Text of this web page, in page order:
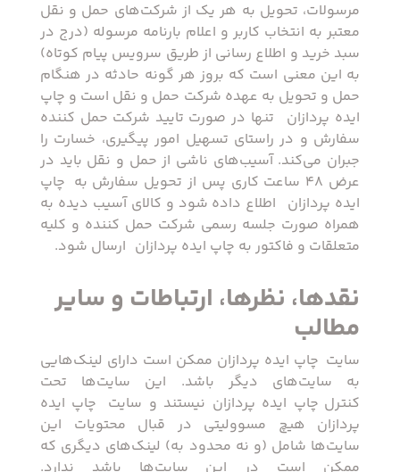
مرسولات، تحویل به هر یک از شرکت‌‏های حمل و نقل
معتبر به انتخاب کاربر و اعلام بارنامه مرسوله (درج در
سبد خرید و اطلاع رسانی از طریق سرویس پیام کوتاه)
به این معنی است که بروز هر گونه حادثه در هنگام
حمل و تحویل به عهده شرکت حمل و نقل است و چاپ
ایده پردازان ‏ تنها در صورت تایید شرکت حمل کننده
سفارش و در راستای تسهیل امور پیگیری، خسارت را
جبران می‌‏کند. آسیب‏‌های ناشی از حمل و نقل باید در
عرض 48 ساعت کاری پس از تحویل سفارش به ‏ چاپ
ایده پردازان ‏ اطلاع داده شود و کالای آسیب دیده به
همراه صورت جلسه رسمی شرکت حمل کننده و کلیه
متعلقات و فاکتور به چاپ ایده پردازان ‏ ارسال شود.
نقدها، نظرها، ارتباطات و سایر
مطالب
سایت ‏ چاپ ایده پردازان ممکن است دارای لینک‏‌هایی
به سایت‌های دیگر باشد. این سایت‏‌ها تحت
کنترل ‏چاپ ایده پردازان نیستند و سایت ‏ چاپ ایده
پردازان هیچ مسوولیتی در قبال محتویات این
سایت‏‌ها شامل (و نه محدود به) لینک‏‌های دیگری که